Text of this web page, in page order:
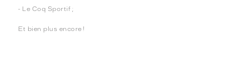
- Le Coq Sportif ;
Et bien plus encore !